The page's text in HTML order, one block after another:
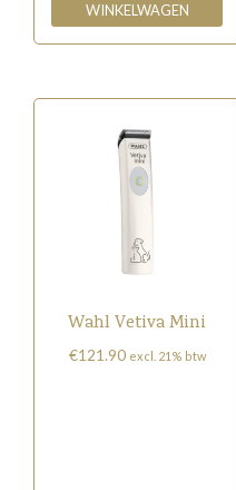
WINKELWAGEN
Wahl Vetiva Mini
€121.90 excl. 21% btw